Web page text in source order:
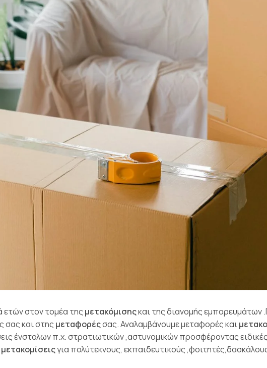
ετών στον τομέα της μετακόμισηςκαι της διανομής εμπορευμάτων
σας και στης μεταφορέςσας. Αναλαμβάνουμε μεταφορές και
ένστολων π.χ. στρατιωτικών ,αστυνομικών προσφέροντας ειδικές
μετακομίσειςγια πολύτεκνους, εκπαιδευτικούς